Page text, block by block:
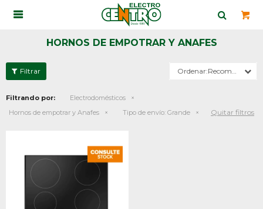

HORNOS DE EMPOTRAR Y ANAFES
Recomendados
Filtrando por:
Electrodomésticos
Hornos de empotrar y Anafes
Tipo de envío: Grande Quitar filtros